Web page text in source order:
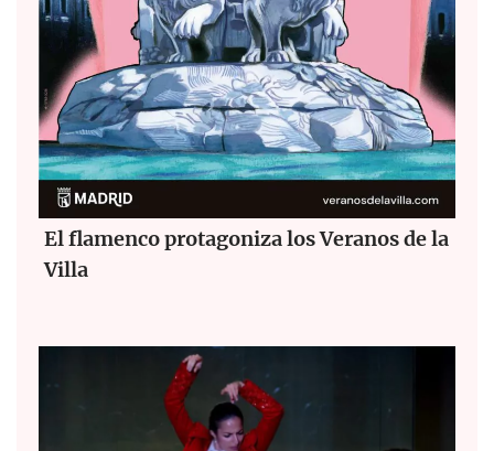
El flamenco protagoniza los Veranos de la
Villa